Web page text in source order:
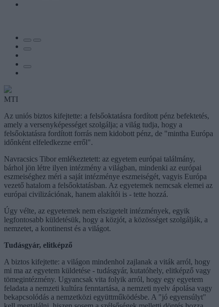
MTI
Az uniós biztos kifejtette: a felsőoktatásra fordított pénz befektetés,
amely a versenyképességet szolgálja; a világ tudja, hogy a
felsőoktatásra fordított forrás nem kidobott pénz, de "mintha Európa
időnként elfeledkezne erről".
Navracsics Tibor emlékeztetett: az egyetem európai találmány,
bárhol jön létre ilyen intézmény a világban, mindenki az európai
eszmeiséghez méri a saját intézménye eszmeiségét, vagyis Európa
vezető hatalom a felsőoktatásban. Az egyetemek nemcsak elemei az
európai civilizációnak, hanem alakítói is - tette hozzá.
Úgy vélte, az egyetemek nem elszigetelt intézmények, egyik
legfontosabb küldetésük, hogy a közjót, a közösséget szolgálják, a
nemzetet, a kontinenst és a világot.
Tudásgyár, elitképző
A biztos kifejtette: a világon mindenhol zajlanak a viták arról, hogy
mi ma az egyetem küldetése - tudásgyár, kutatóhely, elitképző vagy
tömegintézmény. Ugyancsak vita folyik arról, hogy egy egyetem
feladata a nemzeti kultúra fenntartása, a nemzeti nyelv ápolása vagy
bekapcsolódás a nemzetközi együttműködésbe. A "jó egyensúlyt"